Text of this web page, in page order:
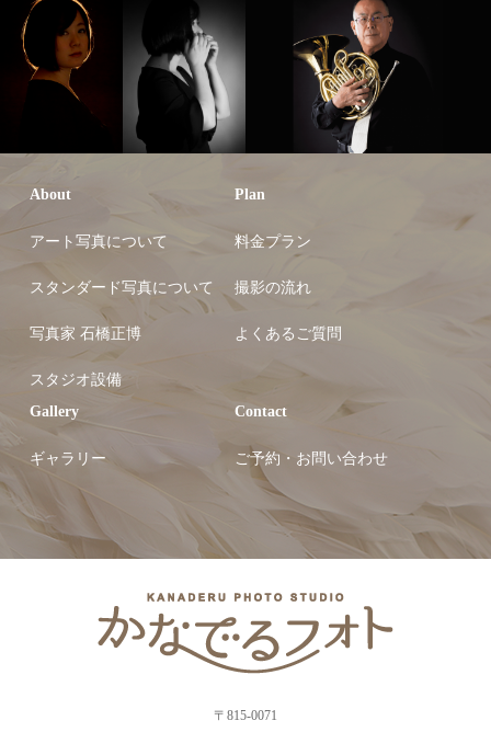
About
アート写真について
スタンダード写真について
写真家 石橋正博
スタジオ設備
Plan
料金プラン
撮影の流れ
よくあるご質問
Gallery
ギャラリー
Contact
ご予約・お問い合わせ
〒815-0071